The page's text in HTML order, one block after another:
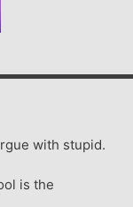
with stupid.
is the